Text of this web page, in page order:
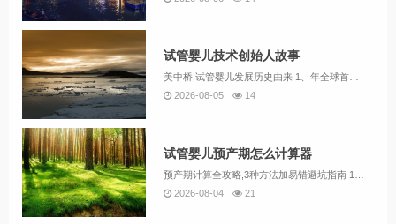
试管婴儿技术创始人故事
2026-08-05
14
试管婴儿预产期怎么计算器
2026-08-04
21